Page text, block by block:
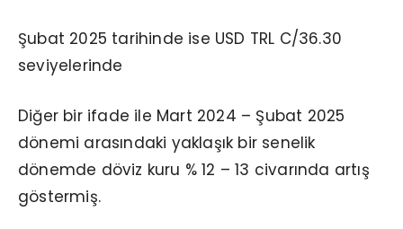
Şubat 2025 tarihinde ise USD TRL C/36.30
seviyelerinde
Diğer bir ifade ile Mart 2024 – Şubat 2025
dönemi arasındaki yaklaşık bir senelik
dönemde döviz kuru % 12 – 13 civarında artış
göstermiş.